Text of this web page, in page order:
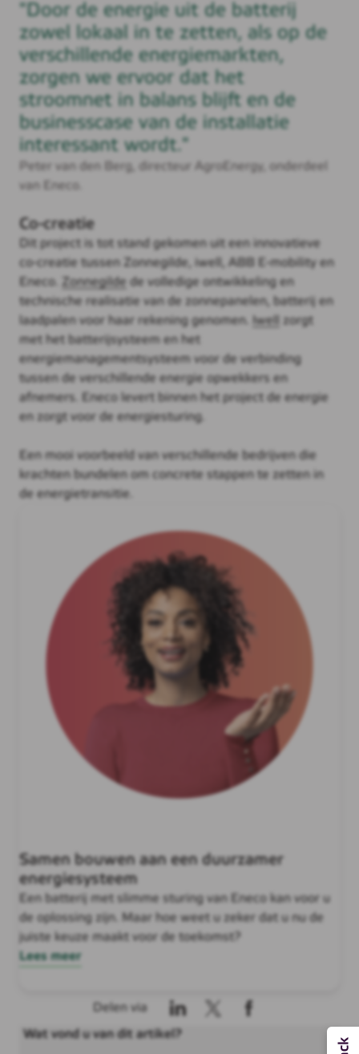
"Door de energie uit de batterij
zowel lokaal in te zetten, als op de
verschillende energiemarkten,
zorgen we ervoor dat het
stroomnet in balans blijft en de
businesscase van de installatie
interessant wordt."
Peter van den Berg, directeur AgroEnergy, onderdeel
van Eneco.
Co-creatie
Dit project is tot stand gekomen uit een innovatieve
co-creatie tussen Zonnegilde, iwell, ABB E-mobility en
Eneco.
Zonnegilde de volledige ontwikkeling en
technische realisatie van de zonnepanelen, batterij en
laadpalen voor haar rekening genomen.
Iwell
zorgt
met het batterijsysteem en het
energiemanagementsysteem voor de verbinding
tussen de verschillende energie opwekkers en
afnemers. Eneco levert binnen het project de energie
en zorgt voor de energiesturing.
Een mooi voorbeeld van verschillende bedrijven die
krachten bundelen om concrete stappen te zetten in
de energietransitie.
Samen bouwen aan een duurzamer
energiesysteem
Een batterij met slimme sturing van Eneco kan voor u
de oplossing zijn. Maar hoe weet u zeker dat u nu de
juiste keuze maakt voor de toekomst?
Lees meer
Delen via